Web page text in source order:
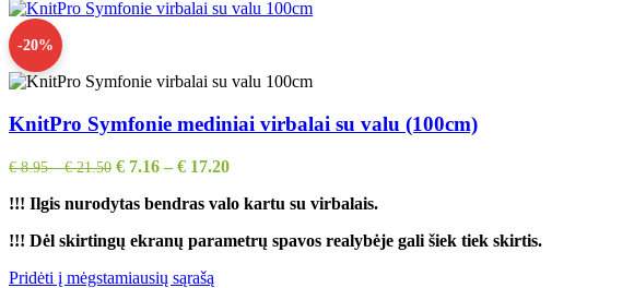
-20%
KnitPro Symfonie mediniai virbalai su valu (100cm)
€8.95–€21.50 € 7.16 – € 17.20
!!! Ilgis nurodytas bendras valo kartu su virbalais.
!!! Dėl skirtingų ekranų parametrų spavos realybėje gali šiek tiek skirtis.
Pridėti į mėgstamiausių sąrašą